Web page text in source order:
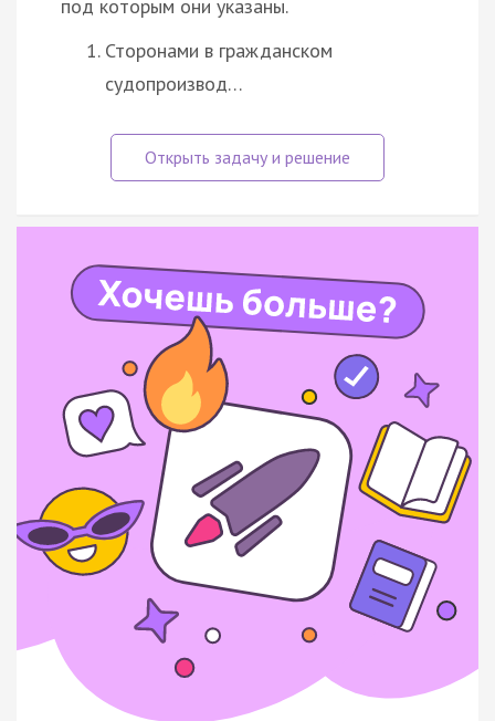
под которым они указаны.
Сторонами в гражданском
судопроизвод…